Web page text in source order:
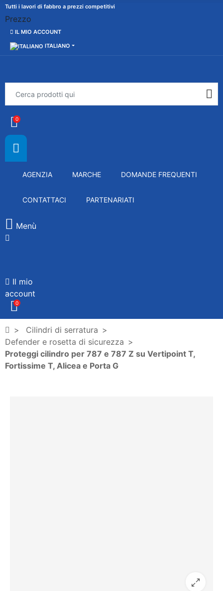
Tutti i lavori di fabbro a prezzi competitivi
Prezzo
IL MIO ACCOUNT
ITALIANO
0
AGENZIA MARCHE DOMANDE FREQUENTI
CONTATTACI PARTENARIATI
Menù
Il mio
account
0
Cilindri di serratura
Defender e rosetta di sicurezza
Proteggi cilindro per 787 e 787 Z su Vertipoint T,
Fortissime T, Alicea e Porta G